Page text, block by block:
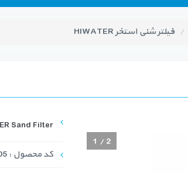
فیلتر شنی استخر HIWATER
1 /2
Sand Filter
کد محصول : SDF-1005